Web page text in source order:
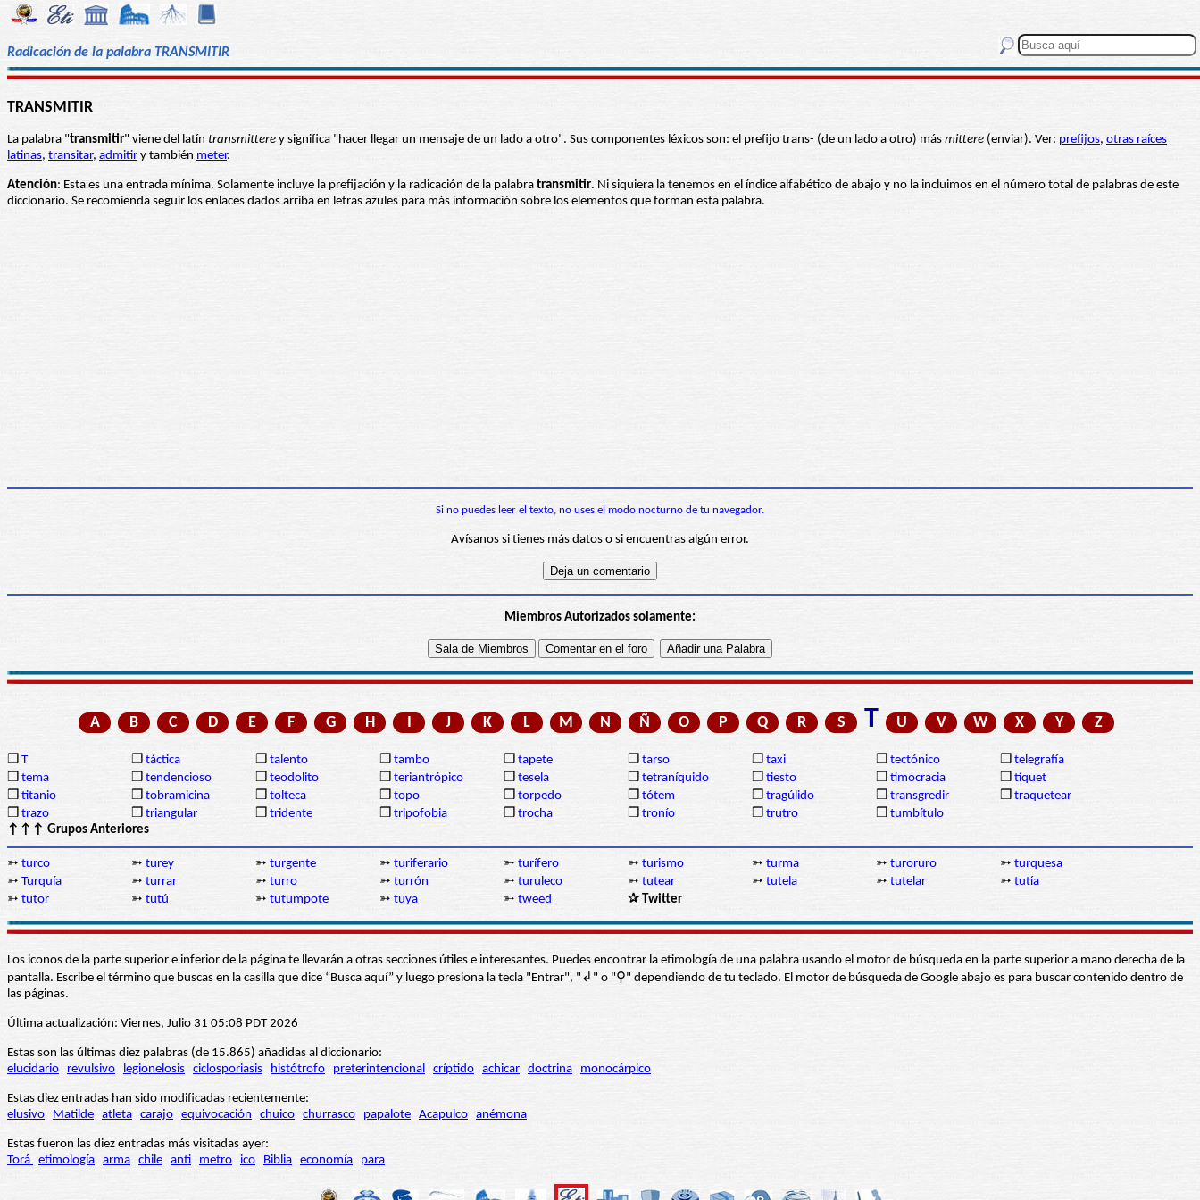
Radicación de la palabra TRANSMITIR
TRANSMITIR
La palabra "transmitir" viene del latín transmittere y significa "hacer llegar un mensaje de un lado a otro". Sus componentes léxicos son: el prefijo trans- (de un lado a otro) más mittere (enviar). Ver: prefijos, otras raíces
latinas, transitar, admitir y también meter.
Atención: Esta es una entrada mínima. Solamente incluye la prefijación y la radicación de la palabra transmitir. Ni siquiera la tenemos en el índice alfabético de abajo y no la incluimos en el número total de palabras de este
diccionario. Se recomienda seguir los enlaces dados arriba en letras azules para más información sobre los elementos que forman esta palabra.
Si no puedes leer el texto, no uses el modo nocturno de tu navegador.
Avísanos si tienes más datos o si encuentras algún error.
Miembros Autorizados solamente:
A B C D E F G H I J K L M N Ñ O P Q R S T U V W X Y Z
❒ T ❒ táctica ❒ talento ❒ tambo ❒ tapete ❒ tarso ❒ taxi ❒ tectónico ❒ telegrafía
❒ tema ❒ tendencioso ❒ teodolito ❒ teriantrópico ❒ tesela ❒ tetraníquido ❒ tiesto ❒ timocracia ❒ tíquet
❒ titanio ❒ tobramicina ❒ tolteca ❒ topo ❒ torpedo ❒ tótem ❒ tragúlido ❒ transgredir ❒ traquetear
❒ trazo ❒ triangular ❒ tridente ❒ tripofobia ❒ trocha ❒ tronío ❒ trutro ❒ tumbítulo
↑↑↑ Grupos Anteriores
➳ turco ➳ turey ➳ turgente ➳ turiferario ➳ turífero ➳ turismo ➳ turma ➳ turoruro ➳ turquesa
➳ Turquía ➳ turrar ➳ turro ➳ turrón ➳ turuleco ➳ tutear ➳ tutela ➳ tutelar ➳ tutía
➳ tutor ➳ tutú ➳ tutumpote ➳ tuya ➳ tweed ✰ Twitter
Los iconos de la parte superior e inferior de la página te llevarán a otras secciones útiles e interesantes. Puedes encontrar la etimología de una palabra usando el motor de búsqueda en la parte superior a mano derecha de la
pantalla. Escribe el término que buscas en la casilla que dice “Busca aquí” y luego presiona la tecla "Entrar", "↲" o "⚲" dependiendo de tu teclado. El motor de búsqueda de Google abajo es para buscar contenido dentro de
las páginas.
Última actualización: Viernes, Julio 31 05:08 PDT 2026
Estas son las últimas diez palabras (de 15.865) añadidas al diccionario:
elucidario
revulsivo legionelosis ciclosporiasis histótrofo preterintencional críptido achicar doctrina monocárpico
Estas diez entradas han sido modificadas recientemente:
elusivo
Matilde atleta carajo equivocación chuico churrasco papalote Acapulco anémona
Estas fueron las diez entradas más visitadas ayer:
Torá etimología arma chile anti metro ico Biblia economía para